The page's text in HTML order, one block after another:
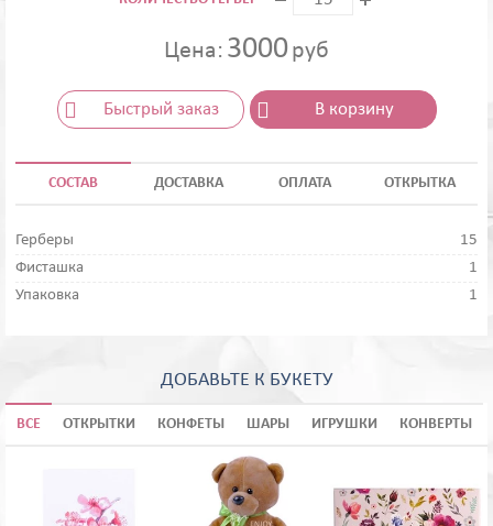
Цена: 3000руб
Быстрый заказ В корзину
СОСТАВ ДОСТАВКА ОПЛАТА ОТКРЫТКА
Герберы
15
Фисташка
1
Упаковка
1
ДОБАВЬТЕ К БУКЕТУ
ВСЕ ОТКРЫТКИ КОНФЕТЫ ШАРЫ ИГРУШКИ КОНВЕРТЫ